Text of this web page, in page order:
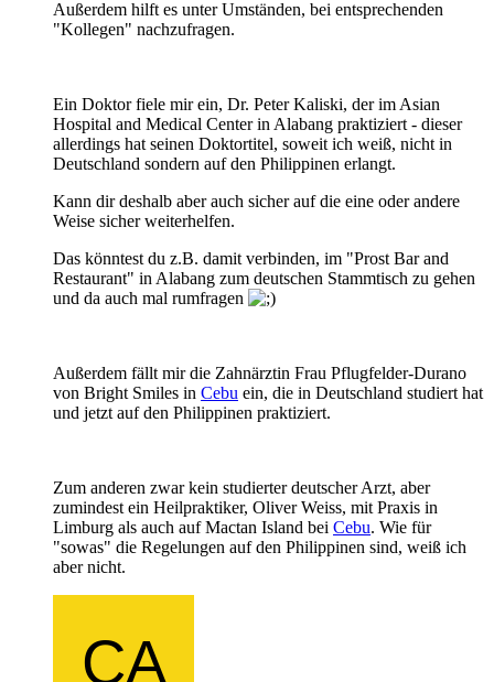
Außerdem hilft es unter Umständen, bei entsprechenden
"Kollegen" nachzufragen.
Ein Doktor fiele mir ein, Dr. Peter Kaliski, der im Asian
Hospital and Medical Center in Alabang praktiziert - dieser
allerdings hat seinen Doktortitel, soweit ich weiß, nicht in
Deutschland sondern auf den Philippinen erlangt.
Kann dir deshalb aber auch sicher auf die eine oder andere
Weise sicher weiterhelfen.
Das könntest du z.B. damit verbinden, im "Prost Bar and
Restaurant" in Alabang zum deutschen Stammtisch zu gehen
und da auch mal rumfragen
Außerdem fällt mir die Zahnärztin Frau Pflugfelder-Durano
von Bright Smiles in Cebu ein, die in Deutschland studiert hat
und jetzt auf den Philippinen praktiziert.
Zum anderen zwar kein studierter deutscher Arzt, aber
zumindest ein Heilpraktiker, Oliver Weiss, mit Praxis in
Limburg als auch auf Mactan Island bei Cebu. Wie für
"sowas" die Regelungen auf den Philippinen sind, weiß ich
aber nicht.